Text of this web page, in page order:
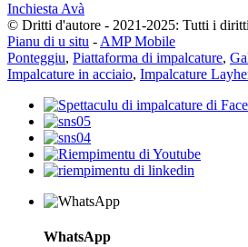
Inchiesta Avà
© Dritti d'autore - 2021-2025: Tutti i
Pianu di u situ - AMP Mobile
Ponteggiu, Piattaforma di impalcature,
Impalcature in acciaio, Impalcature
WhatsApp